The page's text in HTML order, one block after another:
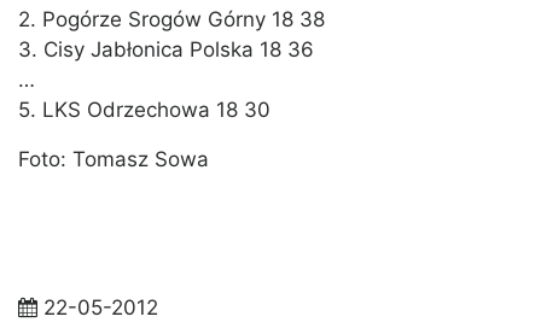
2. Pogórze Srogów Górny 18 38
3. Cisy Jabłonica Polska 18 36
…
5. LKS Odrzechowa 18 30
Foto: Tomasz Sowa
22-05-2012